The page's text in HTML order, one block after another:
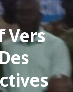
Vers